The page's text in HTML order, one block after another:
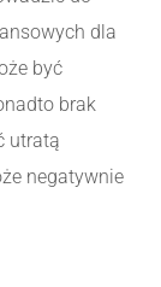
dla
być
brak
utratą
negatywnie